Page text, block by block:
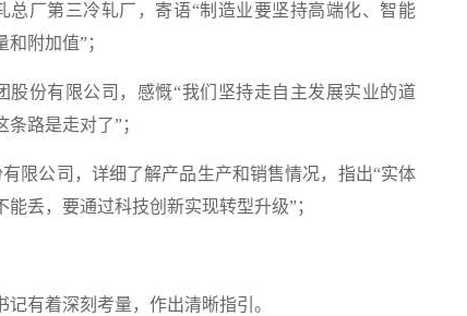
厂第三冷轧厂，寄语“制造业要坚持高端化、智能
附加值”；
份有限公司，感慨“我们坚持走自主发展实业的道
路是走对了”；
公司，详细了解产品生产和销售情况，指出“实体
丢，要通过科技创新实现转型升级”；
有着深刻考量，作出清晰指引。